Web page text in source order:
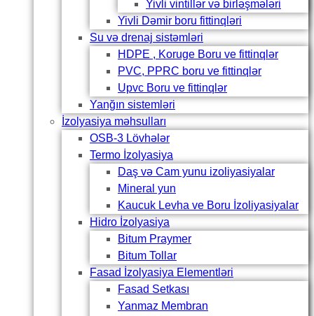
Yivli vintillər və birləşmələri
Yivli Dəmir boru fittinqləri
Su və drenaj sistəmləri
HDPE , Koruge Boru ve fittinqlər
PVC, PPRC boru ve fittinqlər
Upvc Boru ve fittinqlər
Yanğın sistemləri
İzolyasiya məhsulları
OSB-3 Lövhələr
Termo İzolyasiya
Daş və Cam yunu izoliyasiyalar
Mineral yun
Kaucuk Levha ve Boru İzoliyasiyalar
Hidro İzolyasiya
Bitum Praymer
Bitum Tollar
Fasad İzolyasiya Elementləri
Fasad Setkası
Yanmaz Membran